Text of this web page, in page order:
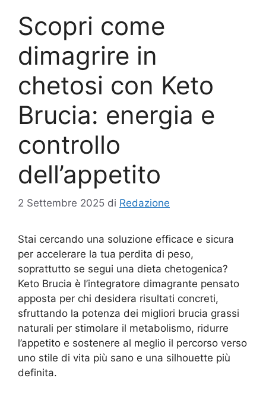
Scopri come
dimagrire in
chetosi con Keto
Brucia: energia e
controllo
dell’appetito
2 Settembre 2025 di Redazione
Stai cercando una soluzione efficace e sicura
per accelerare la tua perdita di peso,
soprattutto se segui una dieta chetogenica?
Keto Brucia è l’integratore dimagrante pensato
apposta per chi desidera risultati concreti,
sfruttando la potenza dei migliori brucia grassi
naturali per stimolare il metabolismo, ridurre
l’appetito e sostenere al meglio il percorso verso
uno stile di vita più sano e una silhouette più
definita.